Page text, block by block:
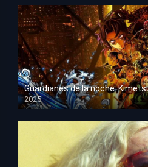
2025
HD 1080p